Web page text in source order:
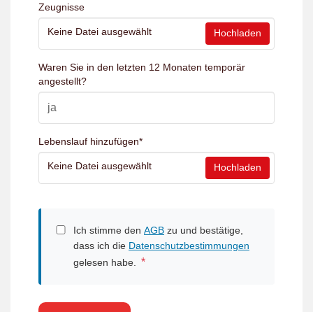
Zeugnisse
Keine Datei ausgewählt Hochladen
Waren Sie in den letzten 12 Monaten temporär
angestellt?
Lebenslauf hinzufügen*
Keine Datei ausgewählt Hochladen
Ich stimme den AGB zu und bestätige,
dass ich die Datenschutzbestimmungen
gelesen habe.
*